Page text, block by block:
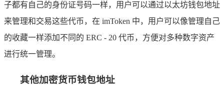
子都有自己的身份证号码一样，用户可以通过以太坊钱包地址
来管理和交易这些代币，在 imToken 中，用户可以像管理自己
的收藏一样添加不同的 ERC - 20 代币，方便对多种数字资产
进行统一管理。
其他加密货币钱包地址